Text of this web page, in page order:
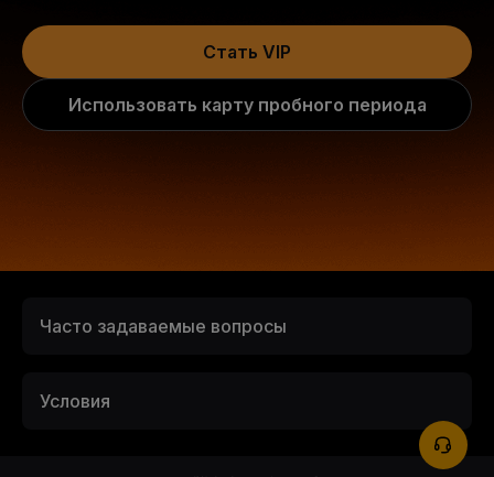
Стать VIP
Использовать карту пробного периода
Часто задаваемые вопросы
Условия